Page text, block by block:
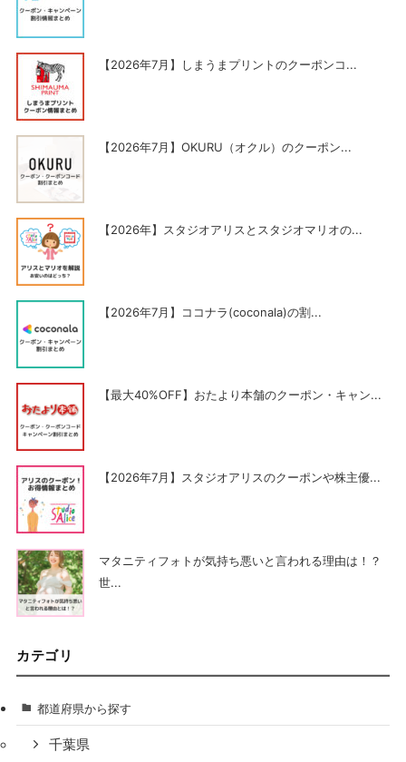
【2026年7月】しまうまプリントのクーポンコ...
【2026年7月】OKURU（オクル）のクーポン...
【2026年】スタジオアリスとスタジオマリオの...
【2026年7月】ココナラ(coconala)の割...
【最大40%OFF】おたより本舗のクーポン・キャン...
【2026年7月】スタジオアリスのクーポンや株主優...
マタニティフォトが気持ち悪いと言われる理由は！？
世...
カテゴリ
都道府県から探す
千葉県